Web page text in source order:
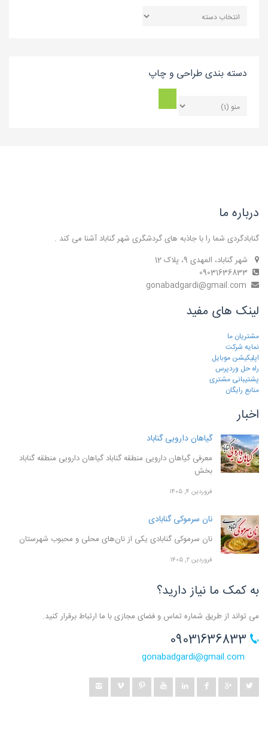
بندی
دسته بندی طراحی و چاپ
درباره ما
گنابادگردی شما را با جاذبه های گردشگری شهر گناباد آشنا می کند .
شهر گناباد، المهدی 9، پلاک 12
لینک های مفید
مشتریان ما
نمایه شرکت
اپلیکیشن موبایل
راه حل وردپرس
پشتیبانی مشتری
منابع رایگان
اخبار
گیاهان دارویی گناباد
معرفی گیاهان دارویی منطقه گناباد گیاهان دارویی منطقه گناباد
بخش
فروردین ۴, ۱۴۰۵
نان سرموکی گنابادی
نان سرموکی گنابادی یکی از نان‌های محلی و محبوب شهرستان
فروردین ۲, ۱۴۰۵
به کمک ما نیاز دارید؟
می تواند از طریق شماره تماس و فضای مجازی با ما ارتباط برقرار کنید.
gonabadgardi@gmail.com